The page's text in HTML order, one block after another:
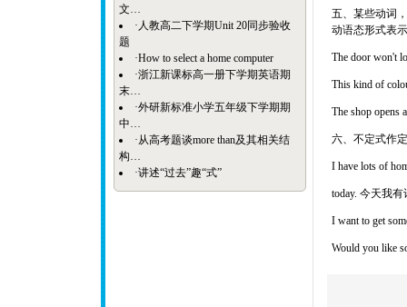
文…
· 人教高二下学期Unit 20同步验收
题
·How to select a home computer
·浙江新课标高一册下学期英语期
末…
·外研新标准小学五年级下学期期
中…
·从高考题谈more than及其相关结
构…
·讲述“过去”趣“式”
五、某些动词
动语态形式表
The door won't
This kind of
The shop
六、不定式作
I have lots of
today. 今天我
I want to get
Would you like